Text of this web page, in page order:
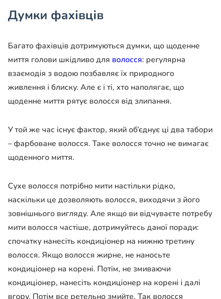
Думки фахівців
Багато фахівців дотримуються думки, що щоденне
миття голови шкідливо для волосся: регулярна
взаємодія з водою позбавляє їх природного
живлення і блиску. Але є і ті, хто наполягає, що
щоденне миття рятує волосся від злипання.
У той же час існує фактор, який об’єднує ці два табори
– фарбоване волосся. Таке волосся точно не вимагає
щоденного миття.
Сухе волосся потрібно мити настільки рідко,
наскільки це дозволяють волосся, виходячи з його
зовнішнього вигляду. Але якщо ви відчуваєте потребу
мити волосся частіше, дотримуйтесь даної поради:
спочатку нанесіть кондиціонер на нижню третину
волосся. Якщо волосся жирне, не наносьте
кондиціонер на корені. Потім, не змиваючи
кондиціонер, нанесіть кондиціонер на корені і далі
вгору. Потім все ретельно змийте. Так волосся